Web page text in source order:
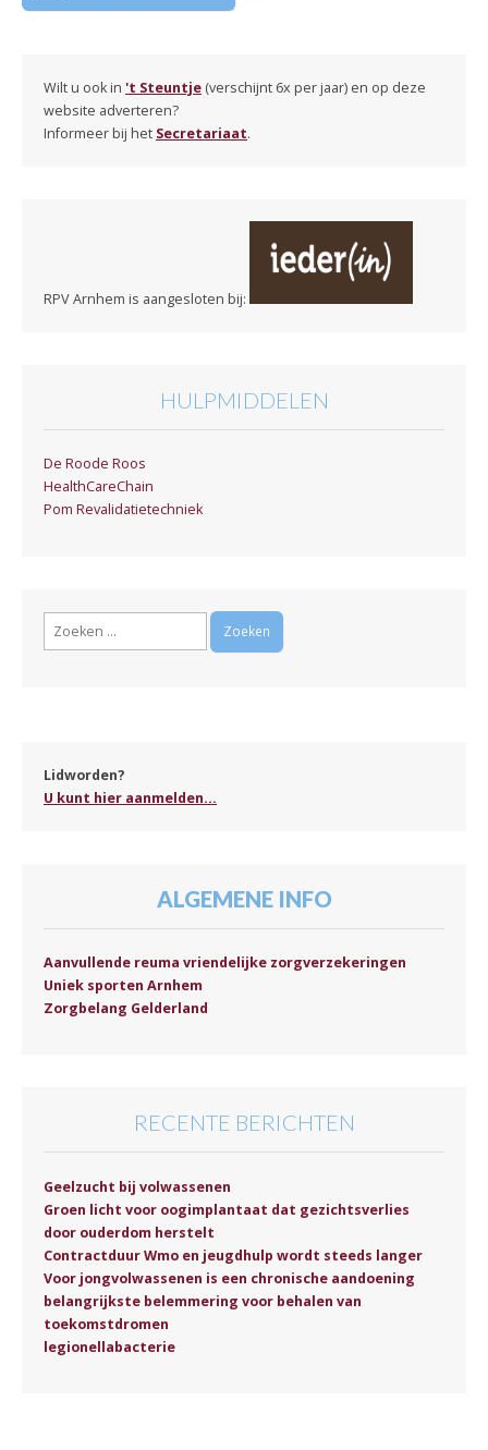
Wilt u ook in 't Steuntje (verschijnt 6x per jaar) en op deze
website adverteren?
Informeer bij het Secretariaat.
RPV Arnhem is aangesloten bij:
HULPMIDDELEN
De Roode Roos
HealthCareChain
Pom Revalidatietechniek
Zoeken
Lidworden?
U kunt hier aanmelden...
ALGEMENE INFO
Aanvullende reuma vriendelijke zorgverzekeringen
Uniek sporten Arnhem
Zorgbelang Gelderland
RECENTE BERICHTEN
Geelzucht bij volwassenen
Groen licht voor oogimplantaat dat gezichtsverlies
door ouderdom herstelt
Contractduur Wmo en jeugdhulp wordt steeds langer
Voor jongvolwassenen is een chronische aandoening
belangrijkste belemmering voor behalen van
toekomstdromen
legionellabacterie